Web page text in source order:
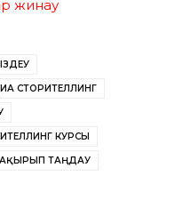
жинау
СТОРИТЕЛЛИНГ
КУРСЫ
ТАҢДАУ